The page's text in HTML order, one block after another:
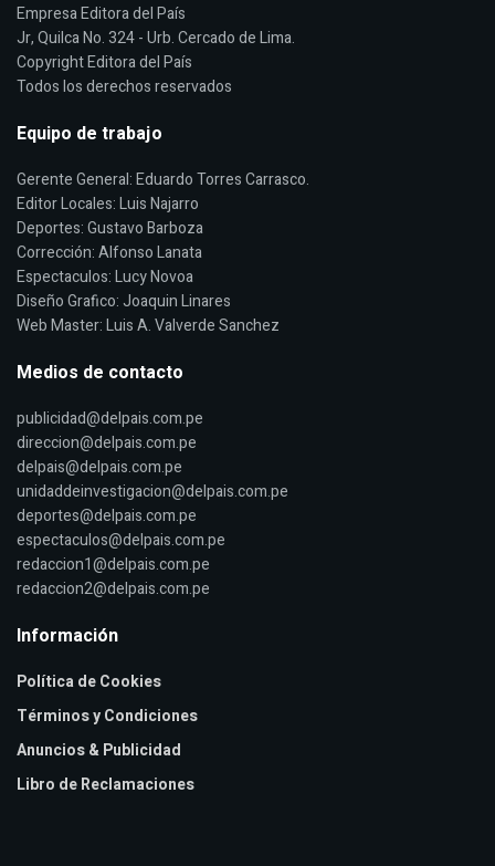
Empresa Editora del País
Jr, Quilca No. 324 - Urb. Cercado de Lima.
Copyright Editora del País
Todos los derechos reservados
Equipo de trabajo
Gerente General: Eduardo Torres Carrasco.
Editor Locales: Luis Najarro
Deportes: Gustavo Barboza
Corrección: Alfonso Lanata
Espectaculos: Lucy Novoa
Diseño Grafico: Joaquin Linares
Web Master: Luis A. Valverde Sanchez
Medios de contacto
publicidad@delpais.com.pe
direccion@delpais.com.pe
delpais@delpais.com.pe
unidaddeinvestigacion@delpais.com.pe
deportes@delpais.com.pe
espectaculos@delpais.com.pe
redaccion1@delpais.com.pe
redaccion2@delpais.com.pe
Información
Política de Cookies
Términos y Condiciones
Anuncios & Publicidad
Libro de Reclamaciones